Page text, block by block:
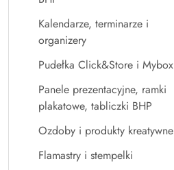
Kalendarze, terminarze i
organizery
Pudełka Click&Store i Mybox
Panele prezentacyjne, ramki
plakatowe, tabliczki BHP
Ozdoby i produkty kreatywne
Flamastry i stempelki